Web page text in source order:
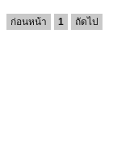
ก่อนหน้า 1 ถัดไป